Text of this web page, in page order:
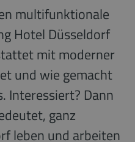
multifunktionale
Hotel Düsseldorf
mit moderner
und wie gemacht
Interessiert? Dann
ganz
leben und arbeiten